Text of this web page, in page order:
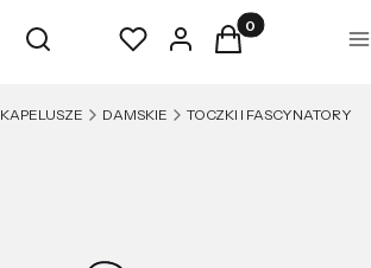
Otwórz wyszukiwarkę
Szukaj UlubioneZaloguj sięProdukty w
Koszyk
KAPELUSZE DAMSKIE TOCZKI I FASCYNATORY